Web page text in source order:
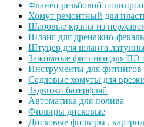
Фланец резьбовой
Хомут ремонтный для
Шаровые краны из
Шланг для дренажно-
Штуцер для шланга
Зажимные фитинги для ПЭ
Инструменты для
Седловые хомуты для
Задвижи батерфляй
Автоматика для полива
Фильтры дисковые
Дисковые фильтры ,